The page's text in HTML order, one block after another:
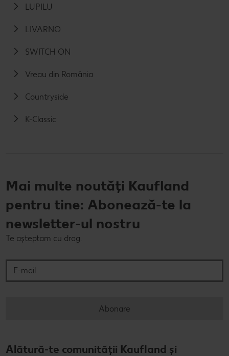
LUPILU
LIVARNO
SWITCH ON
Vreau din România
Countryside
K-Classic
Mai multe noutăți Kaufland
pentru tine: Abonează-te la
newsletter-ul nostru
Te așteptam cu drag.
Abonare
Alătură-te comunității Kaufland și